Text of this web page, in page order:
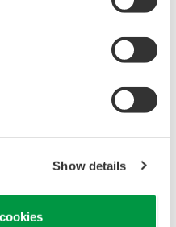
Show details
每小时、每天、轮班等。